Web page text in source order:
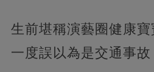
生前堪稱演藝圈健康
一度誤以為是交通事故